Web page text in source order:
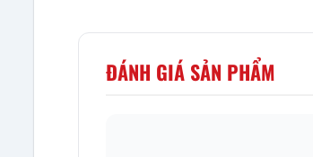
ĐÁNH GIÁ SẢN PHẨM